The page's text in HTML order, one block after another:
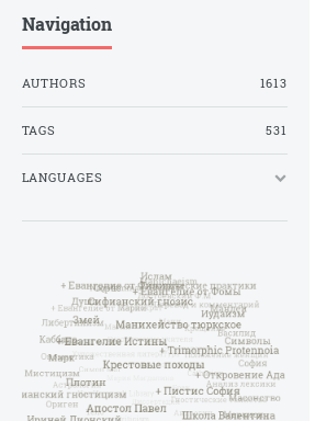
Navigation
AUTHORS 1613
TAGS 531
LANGUAGES